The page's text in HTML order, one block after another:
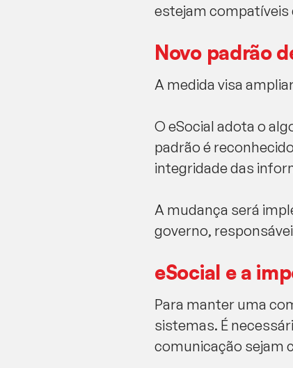
estejam compatíveis
Novo padrão
A medida visa
O eSocial adota o
padrão é
integridade das
A mudança será
governo,
eSocial e a
Para manter uma
sistemas. É
comunicação sejam